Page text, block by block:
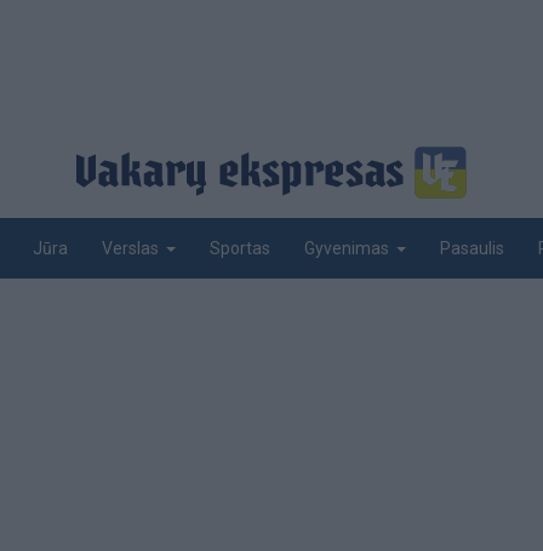
Jūra Verslas Sportas Gyvenimas Pasaulis